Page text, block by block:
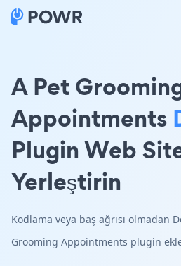
A Pet
Appointments
Plugin Web
Yerleştirin
Kodlama veya baş ağrısı olmadan
Grooming Appointments plugin